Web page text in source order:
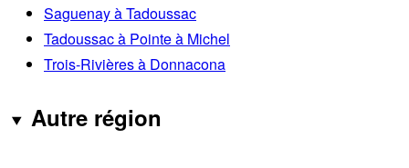
Saguenay à Tadoussac
Tadoussac à Pointe à Michel
Trois-Rivières à Donnacona
Autre région